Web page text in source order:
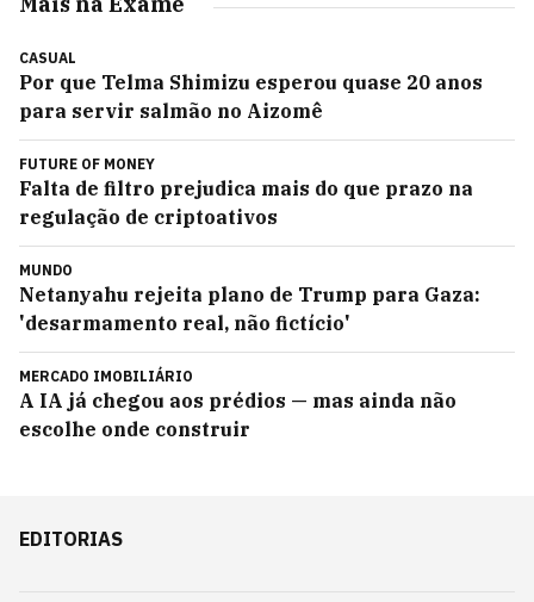
CASUAL
Por que Telma Shimizu esperou quase 20 anos
para servir salmão no Aizomê
FUTURE OF MONEY
Falta de filtro prejudica mais do que prazo na
regulação de criptoativos
MUNDO
Netanyahu rejeita plano de Trump para Gaza:
'desarmamento real, não fictício'
MERCADO IMOBILIÁRIO
A IA já chegou aos prédios — mas ainda não
escolhe onde construir
EDITORIAS